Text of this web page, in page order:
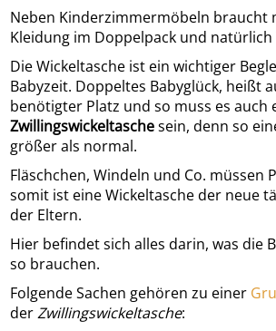
Neben Kinderzimmermöbeln braucht
Kleidung im Doppelpack und natürlich
Die Wickeltasche ist ein wichtiger
Babyzeit. Doppeltes Babyglück, heißt
benötigter Platz und so muss es auch
Zwillingswickeltaschesein, denn so
größer als normal.
Fläschchen, Windeln und Co. müssen
somit ist eine Wickeltasche der neue
der Eltern.
Hier befindet sich alles darin, was die
so brauchen.
Folgende Sachen gehören zu einer
derZwillingswickeltasche: